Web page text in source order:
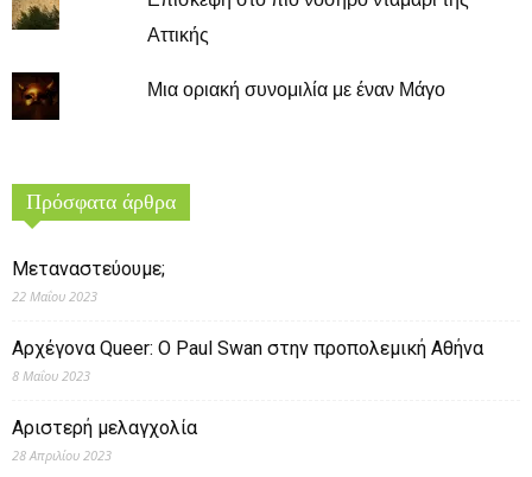
Αττικής
Μια οριακή συνομιλία με έναν Μάγο
Πρόσφατα άρθρα
Μεταναστεύουμε;
22 Μαΐου 2023
Αρχέγονα Queer: O Paul Swan στην προπολεμική Αθήνα
8 Μαΐου 2023
Αριστερή μελαγχολία
28 Απριλίου 2023